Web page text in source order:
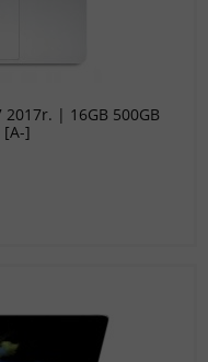
| 16GB 500GB
[A-]